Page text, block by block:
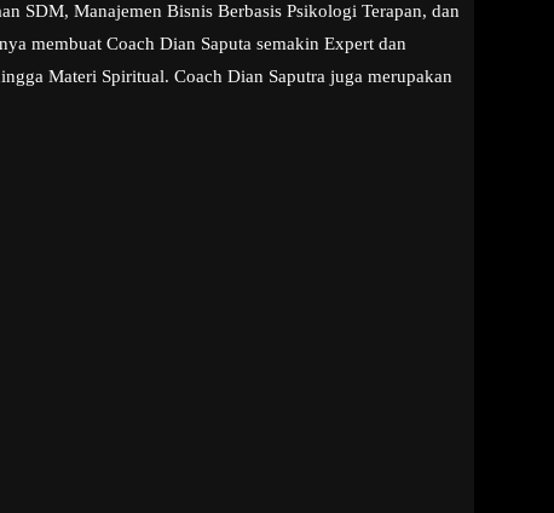
SDM, Manajemen Bisnis Berbasis Psikologi Terapan, dan
membuat Coach Dian Saputa semakin Expert dan
Materi Spiritual. Coach Dian Saputra juga merupakan